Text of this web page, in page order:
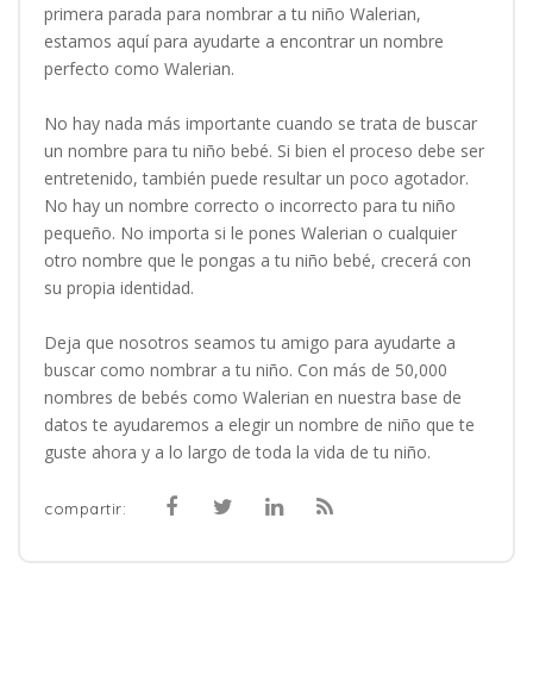
primera parada para nombrar a tu niño Walerian,
estamos aquí para ayudarte a encontrar un nombre
perfecto como Walerian.
No hay nada más importante cuando se trata de buscar
un nombre para tu niño bebé. Si bien el proceso debe ser
entretenido, también puede resultar un poco agotador.
No hay un nombre correcto o incorrecto para tu niño
pequeño. No importa si le pones Walerian o cualquier
otro nombre que le pongas a tu niño bebé, crecerá con
su propia identidad.
Deja que nosotros seamos tu amigo para ayudarte a
buscar como nombrar a tu niño. Con más de 50,000
nombres de bebés como Walerian en nuestra base de
datos te ayudaremos a elegir un nombre de niño que te
guste ahora y a lo largo de toda la vida de tu niño.
compartir: